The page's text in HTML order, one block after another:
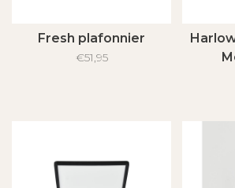
Fresh plafonnier
€51,95